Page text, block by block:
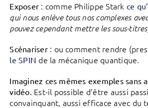
Exposer : comme Philippe Stark ce
qui nous enlève tous nos complexes
pouvez cependant mettre les sous-
Scénariser: ou comment rendre
le SPIN de la mécanique quantique.
Imaginez ces mêmes exemples sans
vidéo. Est-il possible d’être aussi
convainquant, aussi efficace avec du